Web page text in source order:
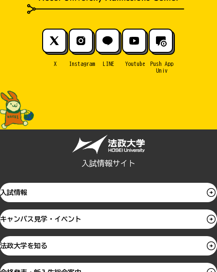
X Instagram LINE Youtube
Push App
Univ
入試情報サイト
入試情報
キャンパス見学・イベント
法政大学を知る